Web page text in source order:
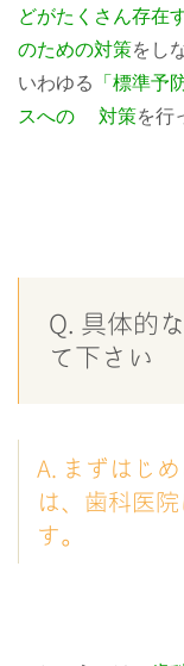
どがたくさん存在
のための対策をし
いわゆる
「標準予
スへの 対策を行
Q. 具体的
て下さい
A. まずはじ
は、歯科医
す。